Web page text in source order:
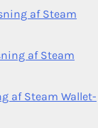
af Steam
af Steam
af Steam Wallet-